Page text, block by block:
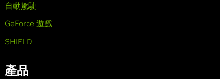
自動駕駛
GeForce 遊戲
SHIELD
產品